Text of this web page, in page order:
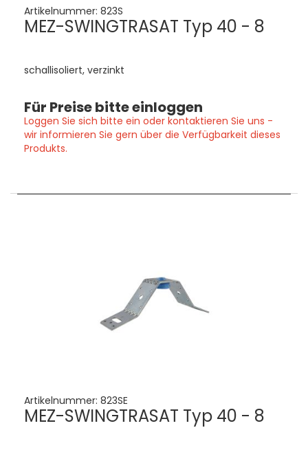
Artikelnummer: 823S
MEZ-SWINGTRASAT Typ 40 - 8
schallisoliert, verzinkt
Für Preise bitte einloggen
Loggen Sie sich bitte ein oder kontaktieren Sie uns -
wir informieren Sie gern über die Verfügbarkeit dieses
Produkts.
Artikelnummer: 823SE
MEZ-SWINGTRASAT Typ 40 - 8